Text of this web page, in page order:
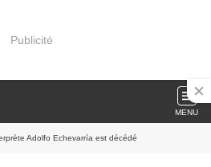
Publicité
MENU
Adolfo Echevarría est décédé